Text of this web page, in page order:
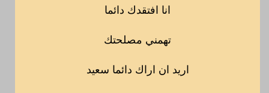
انا افتقدك دائما
تهمني مصلحتك
اريد ان اراك دائما سعيد